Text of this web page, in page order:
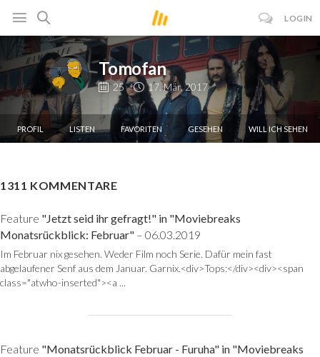
LOGIN
Tomofan
25 17. Mär. 2017
PROFIL LISTEN FAVORITEN GESEHEN WILL ICH SEHEN
1311 KOMMENTARE
Feature "Jetzt seid ihr gefragt!" in "Moviebreaks
Monatsrückblick: Februar" – 06.03.2019
Im Februar nix gesehen. Weder Film noch Serie. Dafür mein fast
abgelaufener Senf aus dem Januar. Garnix.<div>Tops:</div><div><span
class="atwho-inserted"><a ...
Feature "Monatsrückblick Februar - Furuha" in "Moviebreaks